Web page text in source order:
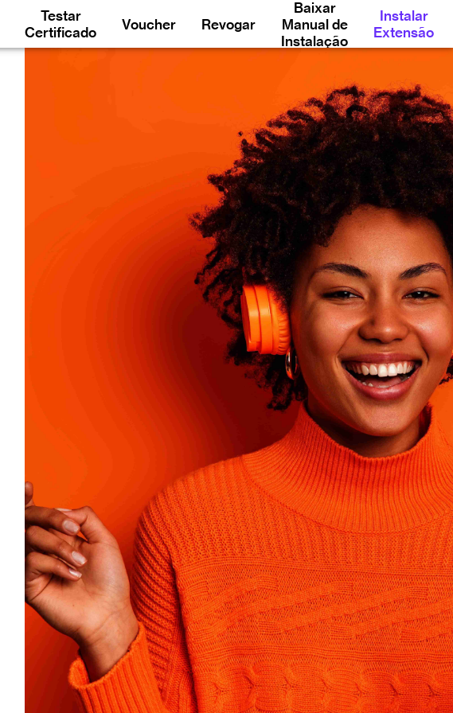
Testar
Certificado
Voucher Revogar
Baixar
Manual de
Instalação
Instalar
Extensão